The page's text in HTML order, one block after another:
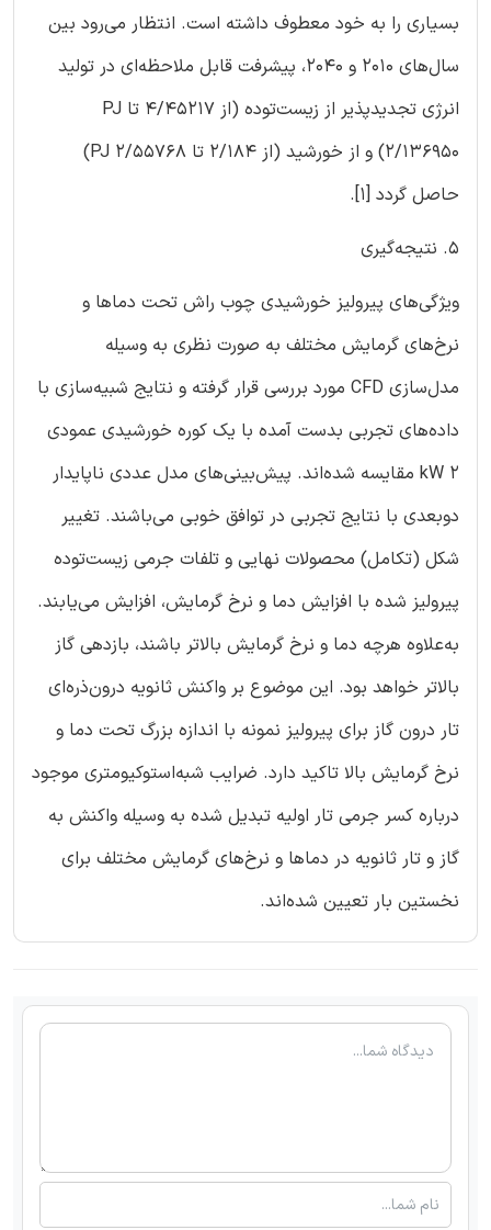
بسیاری را به خود معطوف داشته است. انتظار می‌رود بین
سال‌های 2010 و 2040، پیشرفت قابل ملاحظه‌ای در تولید
انرژی تجدیدپذیر از زیست‌توده (از 4/45217 تا PJ
2/136950) و از خورشید (از 2/184 تا PJ 2/55768)
حاصل گردد [1].
5. نتیجه‌گیری
ویژگی‌های پیرولیز خورشیدی چوب راش تحت دماها و
نرخ‌های گرمایش مختلف به صورت نظری به وسیله
مدل‌سازی CFD مورد بررسی قرار گرفته و نتایج شبیه‌سازی با
داده‌های تجربی بدست آمده با یک کوره خورشیدی عمودی
kW 2 مقایسه شده‌اند. پیش‌بینی‌های مدل عددی ناپایدار
دوبعدی با نتایج تجربی در توافق خوبی می‌باشند. تغییر
شکل (تکامل) محصولات نهایی و تلفات جرمی زیست‌توده
پیرولیز شده با افزایش دما و نرخ گرمایش، افزایش می‌یابند.
به‌علاوه هرچه دما و نرخ گرمایش بالاتر باشند، بازدهی گاز
بالاتر خواهد بود. این موضوع بر واکنش ثانویه درون‌ذره‌ای
تار درون گاز برای پیرولیز نمونه با اندازه بزرگ تحت دما و
نرخ گرمایش بالا تاکید دارد. ضرایب شبه‌استوکیومتری موجود
درباره کسر جرمی تار اولیه تبدیل شده به وسیله واکنش به
گاز و تار ثانویه در دماها و نرخ‌های گرمایش مختلف برای
نخستین بار تعیین شده‌اند.